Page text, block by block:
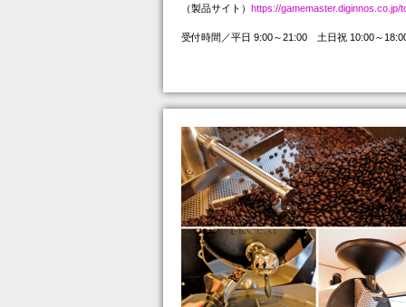
（製品サイト） https://gamemaster.diginnos.co.jp/
受付時間／平日 9:00～21:00 土日祝 10:00～